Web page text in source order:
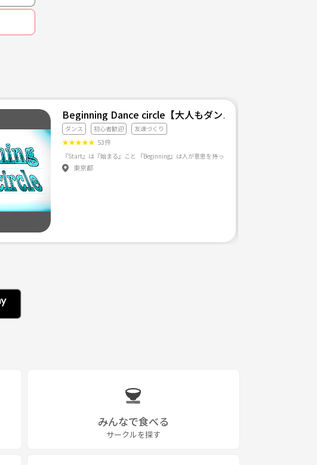
Beginning Dance circle【大人もダンスを楽しみ隊】
ダンス 初心者歓迎 友達づくり
★★★★★ 53件
東京都
みんなで食べる
サークルを探す